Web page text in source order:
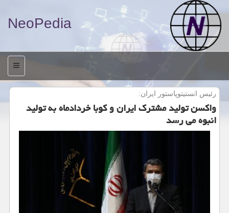
NeoPedia
منو
رئیس انستیتوپاستور ایران:
واكسن تولید مشترك ایران و كوبا خردادماه به تولید
انبوه می رسد